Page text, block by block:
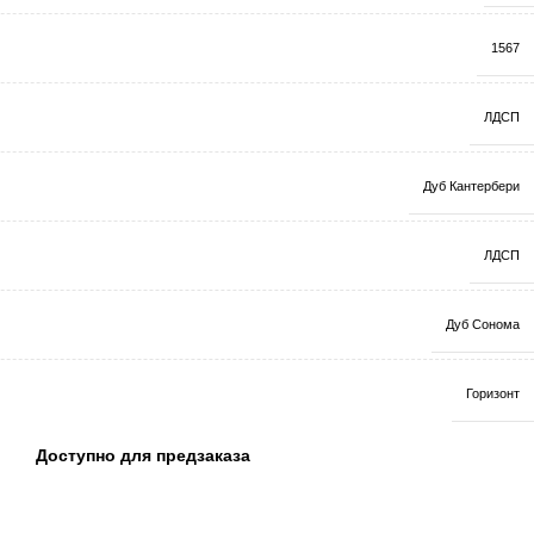
1567
ЛДСП
Дуб Кантербери
ЛДСП
Дуб Сонома
Горизонт
Доступно для предзаказа